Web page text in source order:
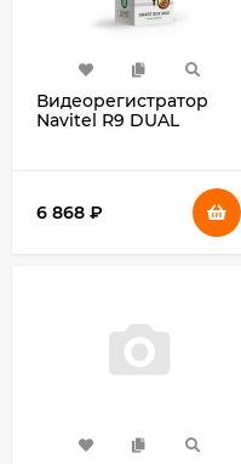
Видеорегистратор
Navitel R9 DUAL
6 868 ₽